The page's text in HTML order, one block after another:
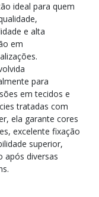
ideal para quem
e alta
em
para
em tecidos e
tratadas com
ela garante cores
excelente fixação
superior,
após diversas